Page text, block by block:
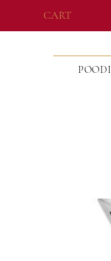
CART
POODI